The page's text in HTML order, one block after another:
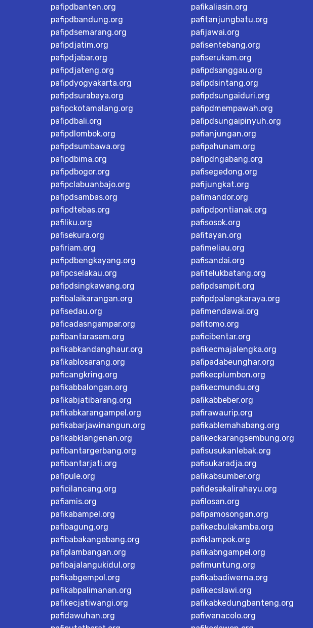
pafipdbanten.org
pafipdbandung.org
pafipdsemarang.org
pafipdjatim.org
pafipdjabar.org
pafipdjateng.org
pafipdyogyakarta.org
pafipdsurabaya.org
pafipckotamalang.org
pafipdbali.org
pafipdlombok.org
pafipdsumbawa.org
pafipdbima.org
pafipdbogor.org
pafipclabuanbajo.org
pafipdsambas.org
pafipdtebas.org
pafiliku.org
pafisekura.org
pafiriam.org
pafipdbengkayang.org
pafipcselakau.org
pafipdsingkawang.org
pafibalaikarangan.org
pafisedau.org
paficadasngampar.org
pafibantarasem.org
pafikabkandanghaur.org
pafikablosarang.org
paficangkring.org
pafikabbalongan.org
pafikabjatibarang.org
pafikabkarangampel.org
pafikabarjawinangun.org
pafikabklangenan.org
pafibantargerbang.org
pafibantarjati.org
pafipule.org
paficilancang.org
pafiamis.org
pafikabampel.org
pafibagung.org
pafibabakangebang.org
pafiplambangan.org
pafibajalangukidul.org
pafikabgempol.org
pafikabpalimanan.org
pafikecjatiwangi.org
pafidawuhan.org
pafikaliasin.org
pafitanjungbatu.org
pafijawai.org
pafisentebang.org
pafiserukam.org
pafipdsanggau.org
pafipdsintang.org
pafipdsungaiduri.org
pafipdmempawah.org
pafipdsungaipinyuh.org
pafianjungan.org
pafipahunam.org
pafipdngabang.org
pafisegedong.org
pafijungkat.org
pafimandor.org
pafipdpontianak.org
pafisosok.org
pafitayan.org
pafimeliau.org
pafisandai.org
pafitelukbatang.org
pafipdsampit.org
pafipdpalangkaraya.org
pafimendawai.org
pafitomo.org
paficibentar.org
pafikecmajalengka.org
pafipadabeunghar.org
pafikecplumbon.org
pafikecmundu.org
pafikabbeber.org
pafirawaurip.org
pafikablemahabang.org
pafikeckarangsembung.org
pafisusukanlebak.org
pafisukaradja.org
pafikabsumber.org
pafidesakalirahayu.org
pafilosan.org
pafipamosongan.org
pafikecbulakamba.org
pafiklampok.org
pafikabngampel.org
pafimuntung.org
pafikabadiwerna.org
pafikecslawi.org
pafikabkedungbanteng.org
pafiwanacolo.org